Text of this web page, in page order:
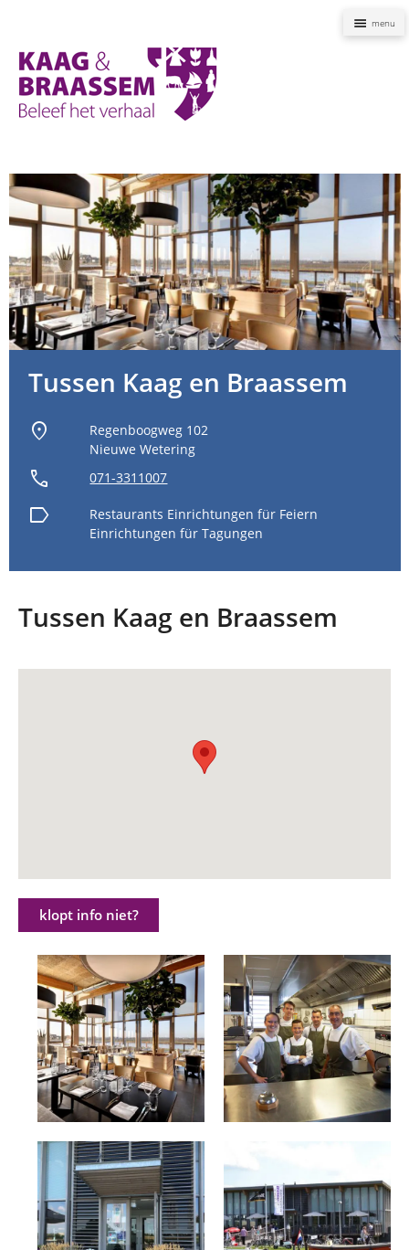
Tussen Kaag en Braassem
location_on
Regenboogweg 102
Nieuwe Wetering
call 071-3311007
label Restaurants Einrichtungen für Feiern
Einrichtungen für Tagungen
Tussen Kaag en Braassem
klopt info niet?